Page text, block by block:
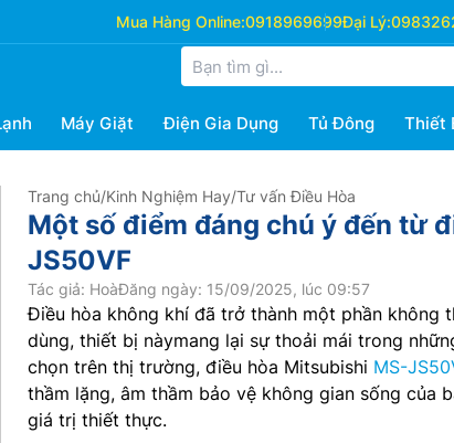
Mua Hàng Online:0918969699Đại Lý:
Máy Giặt Điện Gia Dụng Tủ Đông Thiết
Trang chủ/Kinh Nghiệm Hay/Tư vấn Điều Hòa
Một số điểm đáng chú ý đến từ
JS50VF
Tác giả: HoàĐăng ngày: 15/09/2025, lúc 09:57
Điều hòa không khí đã trở thành một phần không
dùng, thiết bị nàymang lại sự thoải mái trong
chọn trên thị trường, điều hòa Mitsubishi MS-
thầm lặng, âm thầm bảo vệ không gian sống của
giá trị thiết thực.